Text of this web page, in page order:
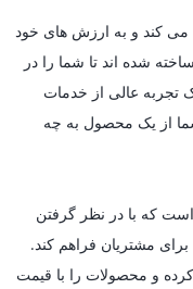
می کند و به ارزش های خود
شده اند تا شما را در
تجربه عالی از خدمات
شما از یک محصول به چه
که با در نظر گرفتن
مشتریان فراهم کند.
و محصولات را با قیمت